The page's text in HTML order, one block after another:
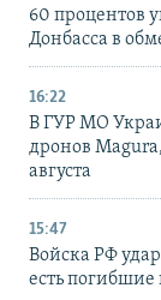
60 процентов
Донбасса в
16:22
В ГУР МО
дронов
августа
15:47
Войска РФ
есть погибшие